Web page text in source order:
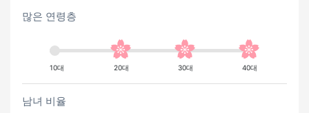
많은 연령층
10대 20대 30대 40대
남녀 비율